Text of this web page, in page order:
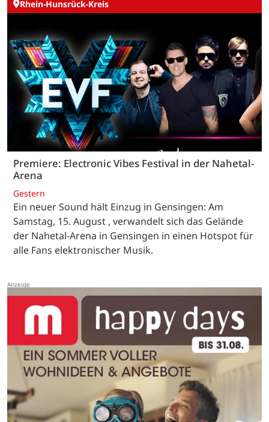
Rhein-Hunsrück-Kreis
Premiere: Electronic Vibes Festival in der Nahetal-
Arena
Gestern
Ein neuer Sound hält Einzug in Gensingen: Am
Samstag, 15. August , verwandelt sich das Gelände
der Nahetal-Arena in Gensingen in einen Hotspot für
alle Fans elektronischer Musik.